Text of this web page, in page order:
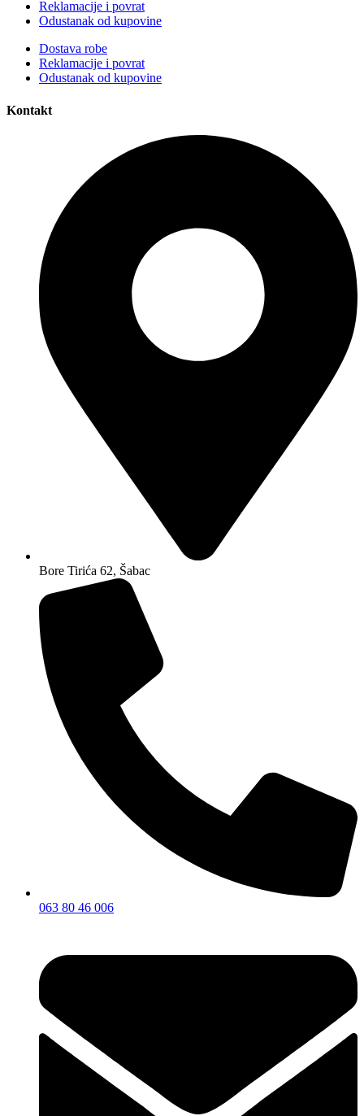
Reklamacije i povrat
Odustanak od kupovine
Dostava robe
Reklamacije i povrat
Odustanak od kupovine
Kontakt
Bore Tirića 62, Šabac
063 80 46 006